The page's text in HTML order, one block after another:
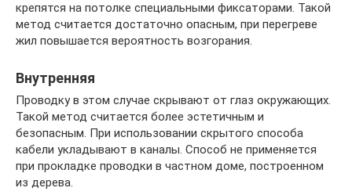
крепятся на потолке специальными фиксаторами. Такой
метод считается достаточно опасным, при перегреве
жил повышается вероятность возгорания.
Внутренняя
Проводку в этом случае скрывают от глаз окружающих.
Такой метод считается более эстетичным и
безопасным. При использовании скрытого способа
кабели укладывают в каналы. Способ не применяется
при прокладке проводки в частном доме, построенном
из дерева.